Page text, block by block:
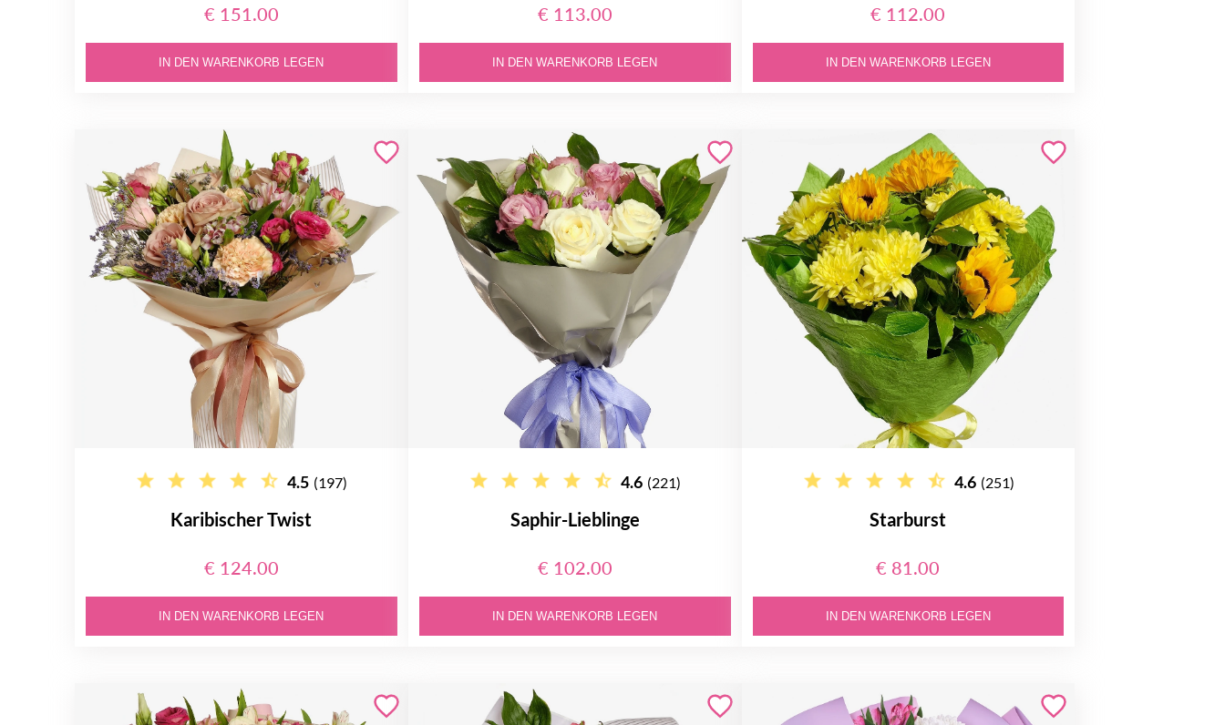
€ 151.00
IN DEN WARENKORB LEGEN
€ 113.00
IN DEN WARENKORB LEGEN
€ 112.00
IN DEN WARENKORB LEGEN
4.5 (197)
Karibischer Twist
€ 124.00
IN DEN WARENKORB LEGEN
4.6 (221)
Saphir-Lieblinge
€ 102.00
IN DEN WARENKORB LEGEN
4.6 (251)
Starburst
€ 81.00
IN DEN WARENKORB LEGEN